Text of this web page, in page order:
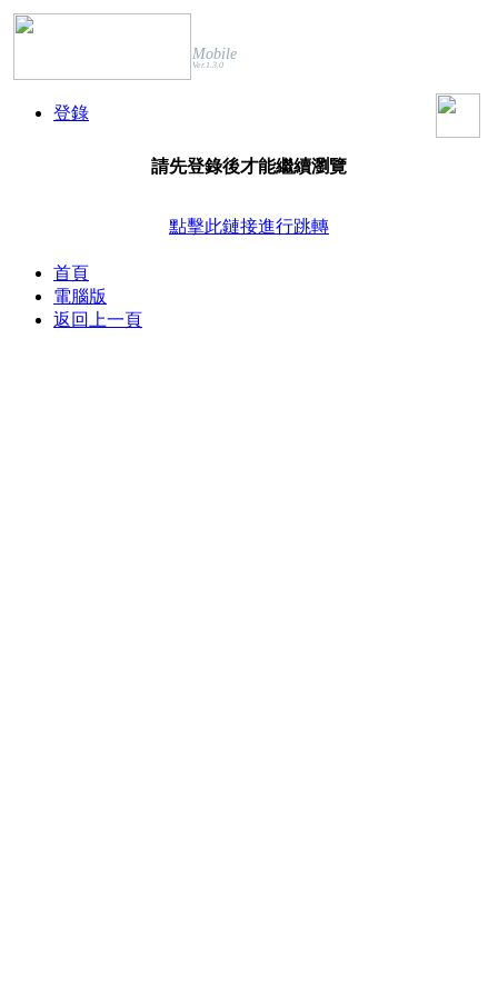
Mobile
Ver.1.3.0
登錄
請先登錄後才能繼續瀏覽
點擊此鏈接進行跳轉
首頁
電腦版
返回上一頁